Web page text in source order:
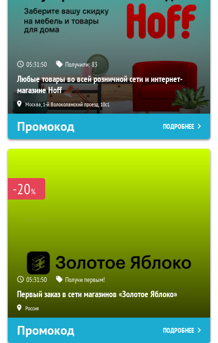
05:31:49 Получили:83
Любые товары во всей розничной сети и интернет-
магазине Hoff
Москва, 1-й Волоколамский проезд, 10с1
Промокод ПОДРОБНЕЕ
-20%
05:31:49 Получи первым!
Первый заказ в сети магазинов «Золотое Яблоко»
Россия
Промокод ПОДРОБНЕЕ